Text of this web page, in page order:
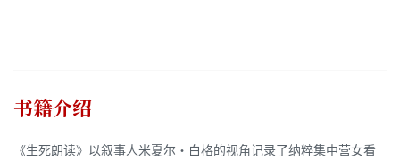
书籍介绍
《生死朗读》以叙事人米夏尔・白格的视角记录了纳粹集中营女看